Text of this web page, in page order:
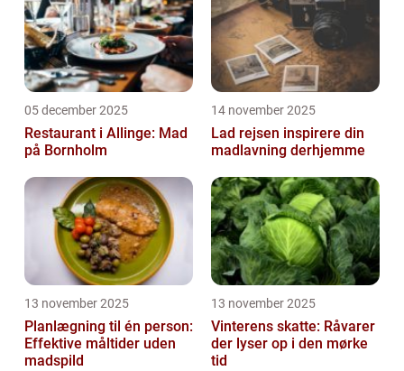
05 december 2025
Restaurant i Allinge: Mad
på Bornholm
14 november 2025
Lad rejsen inspirere din
madlavning derhjemme
13 november 2025
Planlægning til én person:
Effektive måltider uden
madspild
13 november 2025
Vinterens skatte: Råvarer
der lyser op i den mørke
tid